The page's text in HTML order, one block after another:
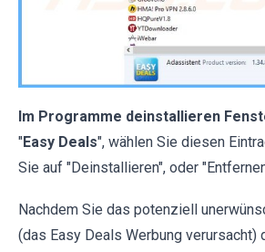
Im Programme deinstallieren
"Easy Deals", wählen Sie diesen
Sie auf "Deinstallieren", oder
Nachdem Sie das potenziell
(das Easy Deals Werbung verursacht)